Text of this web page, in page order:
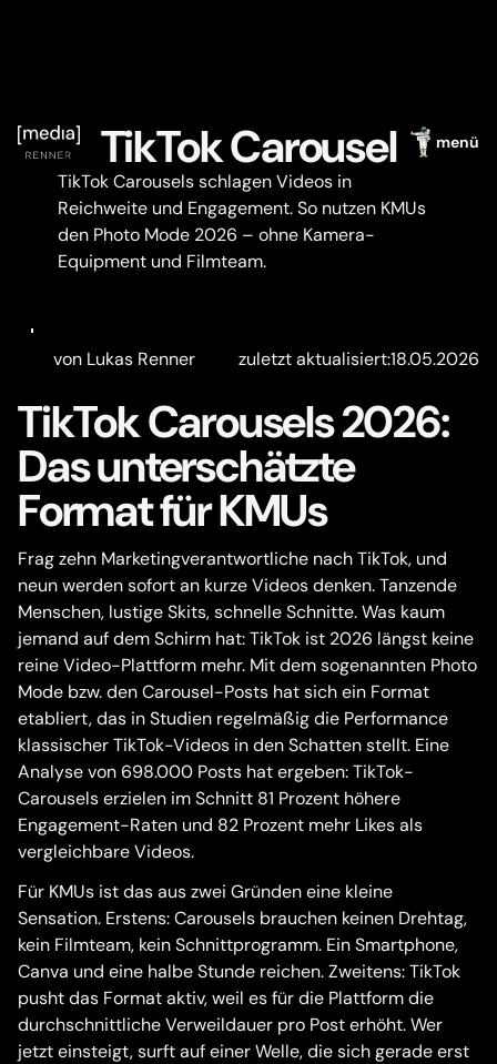
menü
TikTok Carousel
TikTok Carousels schlagen Videos in
Reichweite und Engagement. So nutzen KMUs
den Photo Mode 2026 – ohne Kamera-
Equipment und Filmteam.
von Lukas Renner zuletzt aktualisiert:18.05.2026
TikTok Carousels 2026:
Das unterschätzte
Format für KMUs
Frag zehn Marketingverantwortliche nach TikTok, und
neun werden sofort an kurze Videos denken. Tanzende
Menschen, lustige Skits, schnelle Schnitte. Was kaum
jemand auf dem Schirm hat: TikTok ist 2026 längst keine
reine Video-Plattform mehr. Mit dem sogenannten Photo
Mode bzw. den Carousel-Posts hat sich ein Format
etabliert, das in Studien regelmäßig die Performance
klassischer TikTok-Videos in den Schatten stellt. Eine
Analyse von 698.000 Posts hat ergeben: TikTok-
Carousels erzielen im Schnitt 81 Prozent höhere
Engagement-Raten und 82 Prozent mehr Likes als
vergleichbare Videos.
Für KMUs ist das aus zwei Gründen eine kleine
Sensation. Erstens: Carousels brauchen keinen Drehtag,
kein Filmteam, kein Schnittprogramm. Ein Smartphone,
Canva und eine halbe Stunde reichen. Zweitens: TikTok
pusht das Format aktiv, weil es für die Plattform die
durchschnittliche Verweildauer pro Post erhöht. Wer
jetzt einsteigt, surft auf einer Welle, die sich gerade erst